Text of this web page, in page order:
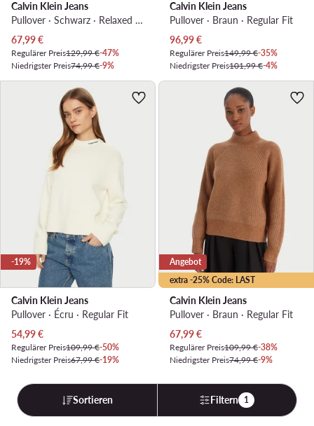
Calvin Klein Jeans
Pullover · Schwarz · Relaxed Fit
Aktueller Preis
67,99€
Regulärer Preis129,99 €-47%
Niedrigster Preis74,99 €-9%
Calvin Klein Jeans
Pullover · Braun · Regular Fit
Aktueller Preis
96,99€
Regulärer Preis149,99 €-35%
Niedrigster Preis101,99 €-4%
-19%
Calvin Klein Jeans
Pullover · Écru · Regular Fit
Aktueller Preis
54,99€
Regulärer Preis109,99 €-50%
Niedrigster Preis67,99 €-19%
extra -25% Code: LAST
Angebot
Calvin Klein Jeans
Pullover · Braun · Regular Fit
Aktueller Preis
67,99€
Regulärer Preis109,99 €-38%
Niedrigster Preis74,99 €-9%
Sortieren Filtern 1